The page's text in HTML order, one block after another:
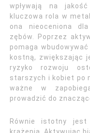
wpływają na
kluczowa rola w
ona nieoceniona
zębów. Poprzez
pomaga
kostną, zwiększając
ryzyko rozwoju
starszych i kobiet po
ważne w
prowadzić do
Równie istotny jest